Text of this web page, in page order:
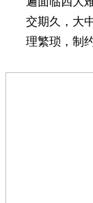
交期久，大
理繁琐，制